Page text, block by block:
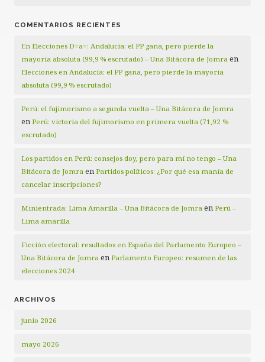
COMENTARIOS RECIENTES
En Elecciones D=a=: Andalucía: el PP gana, pero pierde la
mayoría absoluta (99,9 % escrutado) – Una Bitácora de Jomra en
Elecciones en Andalucía: el PP gana, pero pierde la mayoría
absoluta (99,9 % escrutado)
Perú: el fujimorismo a segunda vuelta – Una Bitácora de Jomra
en Perú: victoria del fujimorismo en primera vuelta (71,92 %
escrutado)
Los partidos en Perú: consejos doy, pero para mí no tengo – Una
Bitácora de Jomra en Partidos políticos: ¿Por qué esa manía de
cancelar inscripciones?
Minientrada: Lima Amarilla – Una Bitácora de Jomra en Perú –
Lima amarilla
Ficción electoral: resultados en España del Parlamento Europeo –
Una Bitácora de Jomra en Parlamento Europeo: resumen de las
elecciones 2024
ARCHIVOS
junio 2026
mayo 2026